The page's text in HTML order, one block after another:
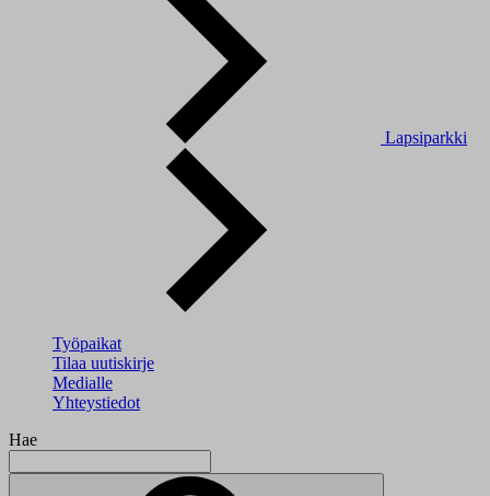
Lapsiparkki
Työpaikat
Tilaa uutiskirje
Medialle
Yhteystiedot
Hae